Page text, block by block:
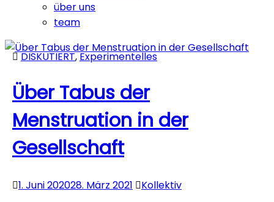
über uns
team
philosophike-
blog
DISKUTIERT,Experimentelles
Über Tabus der
Menstruation in der
Gesellschaft
1. Juni 202028. März 2021
Kollektiv